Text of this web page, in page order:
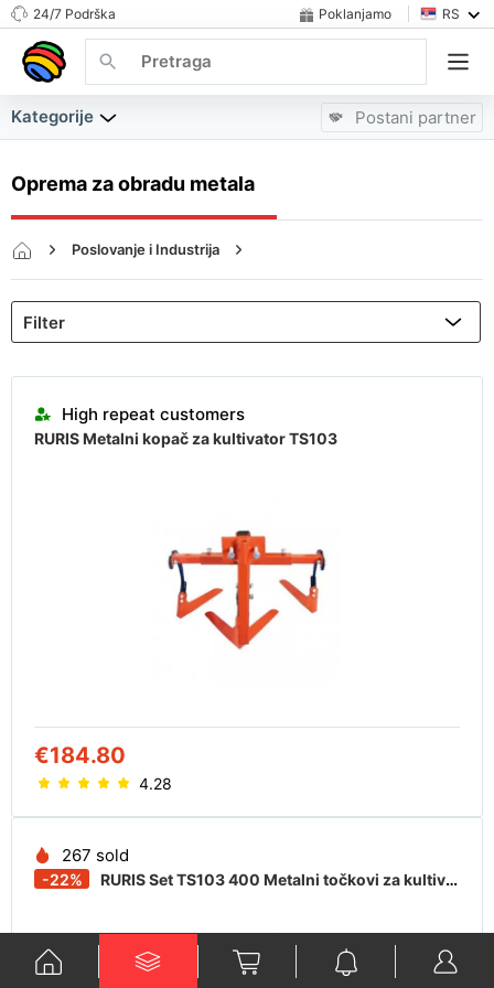
24/7 Podrška Poklanjamo RS
Kategorije Postani partner
Oprema za obradu metala
Poslovanje i Industrija
CNC, Obrada Metala i Proizvodnja Oprema za obradu metala
Almost sold out
High repeat customers
Almost sold out
RURIS Metalni kopač za kultivator TS103
€184.80
4.28
267 sold
-22% RURIS Set TS103 400 Metalni točkovi za kultivator